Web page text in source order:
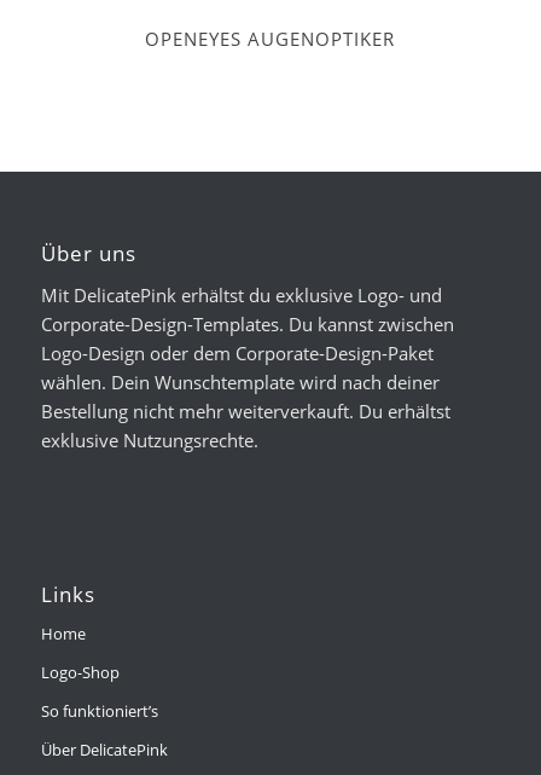
OPENEYES AUGENOPTIKER
Über uns
Mit DelicatePink erhältst du exklusive Logo- und
Corporate-Design-Templates. Du kannst zwischen
Logo-Design oder dem Corporate-Design-Paket
wählen. Dein Wunschtemplate wird nach deiner
Bestellung nicht mehr weiterverkauft. Du erhältst
exklusive Nutzungsrechte.
Links
Home
Logo-Shop
So funktioniert’s
Über DelicatePink